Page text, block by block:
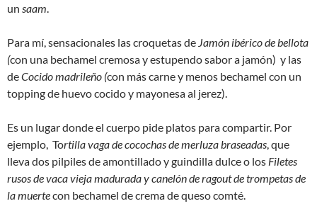
un saam.
Para mí, sensacionales las croquetas de Jamón ibérico de bellota
(con una bechamel cremosa y estupendo sabor a jamón) y las
deCocido madrileño (con más carne y menos bechamel con un
topping de huevo cocido y mayonesa al jerez).
Es un lugar donde el cuerpo pide platos para compartir. Por
ejemplo, Tortilla vaga de cocochas de merluza braseadas, que
lleva dos pilpiles de amontillado y guindilla dulce o los Filetes
rusos de vaca vieja madurada y canelón de ragout de trompetas de
la muertecon bechamel de crema de queso comté.